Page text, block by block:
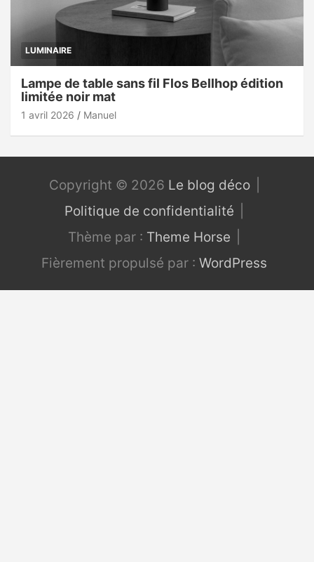
LUMINAIRE
Lampe de table sans fil Flos Bellhop édition
limitée noir mat
1 avril 2026 Manuel
Copyright © 2026 Le blog déco
Politique de confidentialité
Thème par : Theme Horse
Fièrement propulsé par : WordPress